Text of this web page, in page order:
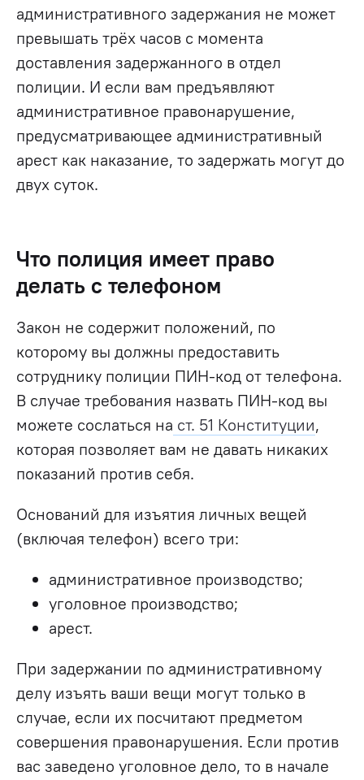
административного задержания не может
превышать трёх часов с момента
доставления задержанного в отдел
полиции. И если вам предъявляют
административное правонарушение,
предусматривающее административный
арест как наказание, то задержать могут до
двух суток.
Что полиция имеет право
делать с телефоном
Закон не содержит положений, по
которому вы должны предоставить
сотруднику полиции ПИН-код от телефона.
В случае требования назвать ПИН-код вы
можете сослаться на ст. 51 Конституции,
которая позволяет вам не давать никаких
показаний против себя.
Оснований для изъятия личных вещей
(включая телефон) всего три:
административное производство;
уголовное производство;
арест.
При задержании по административному
делу изъять ваши вещи могут только в
случае, если их посчитают предметом
совершения правонарушения. Если против
вас заведено уголовное дело, то в начале